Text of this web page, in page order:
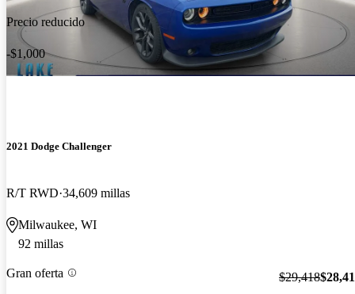
Precio reducido
-$1,000
2021 Dodge Challenger
R/T RWD 34,609 millas
Milwaukee, WI
92 millas
Gran oferta $29,418